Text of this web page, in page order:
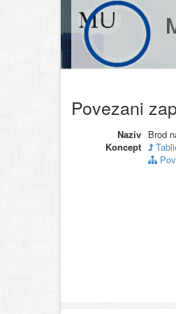
Povezani
Naziv Brod
Koncept